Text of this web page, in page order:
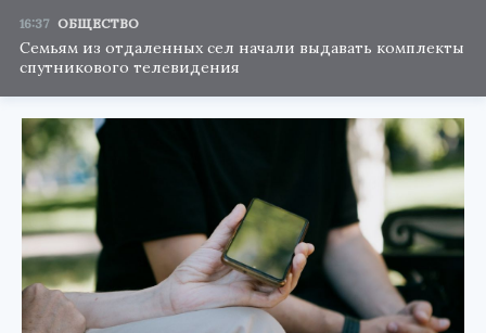
16:37 ОБЩЕСТВО
Семьям из отдаленных сел начали выдавать комплекты
спутникового телевидения